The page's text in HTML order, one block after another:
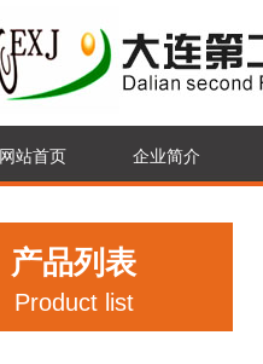
网站首页 企业简介
产品列表
Product list